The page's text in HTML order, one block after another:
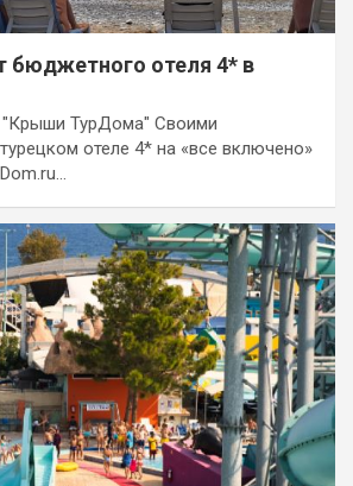
бюджетного отеля 4* в
ТурДома" Своими
отеле 4* на «все включено»